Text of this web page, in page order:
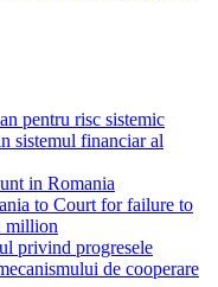
pentru risc sistemic
sistemul financiar al
in Romania
to Court for failure to
million
privind progresele
de cooperare